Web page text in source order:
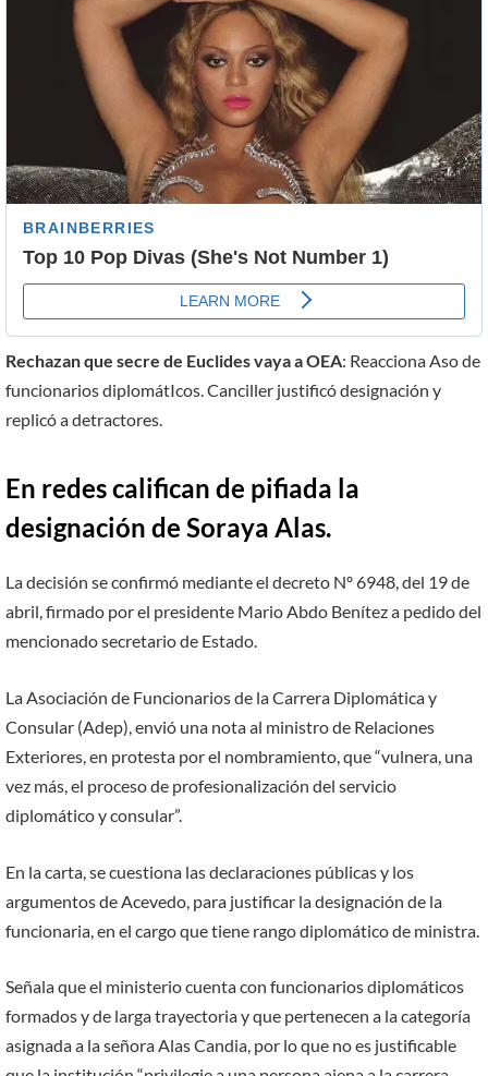
Rechazan que secre de Euclides vaya a OEA: Reacciona Aso de
funcionarios diplomátIcos. Canciller justificó designación y
replicó a detractores.
En redes califican de pifiada la
designación de Soraya Alas.
La decisión se confirmó mediante el decreto Nº 6948, del 19 de
abril, firmado por el presidente Mario Abdo Benítez a pedido del
mencionado secretario de Estado.
La Asociación de Funcionarios de la Carrera Diplomática y
Consular (Adep), envió una nota al ministro de Relaciones
Exteriores, en protesta por el nombramiento, que “vulnera, una
vez más, el proceso de profesionalización del servicio
diplomático y consular”.
En la carta, se cuestiona las declaraciones públicas y los
argumentos de Acevedo, para justificar la designación de la
funcionaria, en el cargo que tiene rango diplomático de ministra.
Señala que el ministerio cuenta con funcionarios diplomáticos
formados y de larga trayectoria y que pertenecen a la categoría
asignada a la señora Alas Candia, por lo que no es justificable